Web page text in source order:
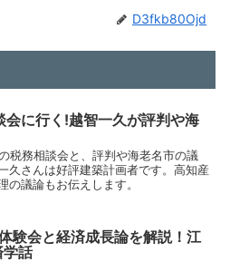
D3fkb80Ojd
に行く!越智一久が評判や海
税務相談会と、評判や海老名市の議
久さんは好評建築計画者です。高知産
の議論もお伝えします。
験会と経済成長論を解説！江
学話